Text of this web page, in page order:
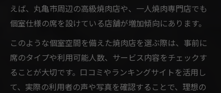
えば、丸亀市周辺の高級焼肉店や、一人焼肉専門店でも
個室仕様の席を設けている店舗が増加傾向にあります。
このような個室空間を備えた焼肉店を選ぶ際は、事前に
席のタイプや利用可能人数、サービス内容をチェックす
ることが大切です。口コミやランキングサイトを活用し
て、実際の利用者の声や写真を確認することで、理想の